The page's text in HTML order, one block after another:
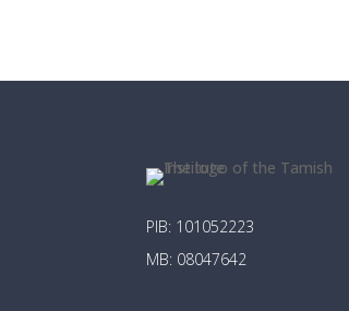
PIB: 101052223
MB: 08047642